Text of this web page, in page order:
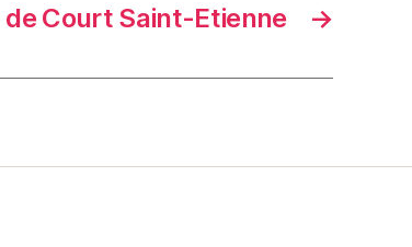
→
de Court Saint-Etienne